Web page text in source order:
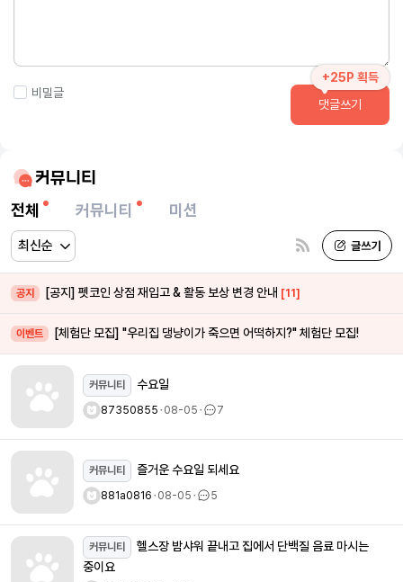
비밀글
+25P 획득
댓글쓰기
커뮤니티
전체
커뮤니티 미션
공지 [공지] 펫코인 상점 재입고 & 활동 보상 변경 안내 [11]
이벤트 [체험단 모집] "우리집 댕냥이가 죽으면 어떡하지?" 체험단 모집!
커뮤니티 수요일
87350855ㆍ08-05ㆍ 7
커뮤니티 즐거운 수요일 되세요
881a0816ㆍ08-05ㆍ 5
커뮤니티
중이요